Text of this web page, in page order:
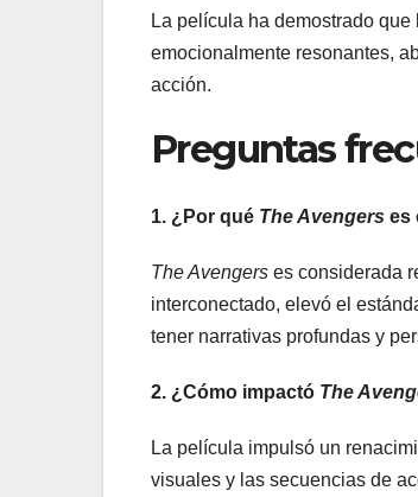
La película ha demostrado
emocionalmente resonantes,
acción.
Preguntas
1. ¿Por qué The Avengers es
The Avengers es considerada
interconectado, elevó el
tener narrativas profundas y
2. ¿Cómo impactó The
La película impulsó un
visuales y las secuencias de